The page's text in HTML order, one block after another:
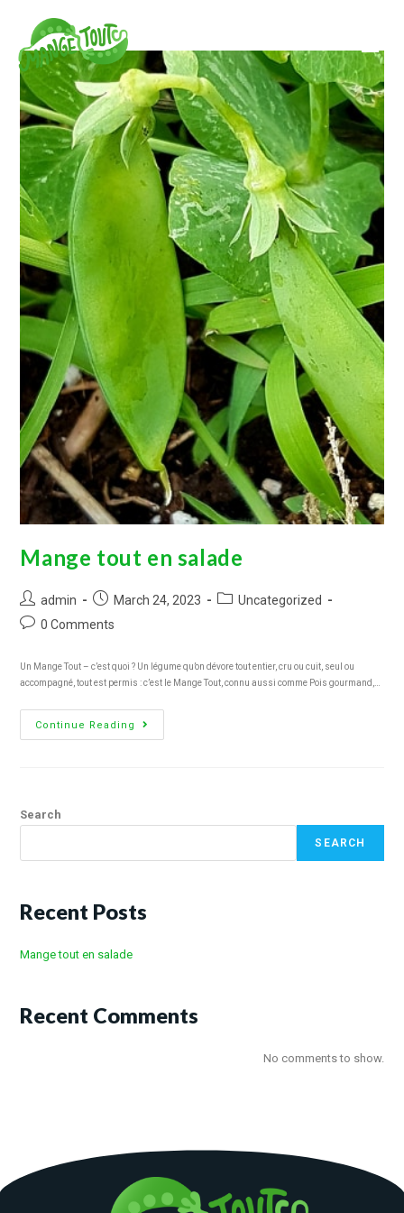
Mange tout en salade
admin March 24, 2023
Uncategorized
0 Comments
Un Mange Tout – c’est quoi ? Un légume qu’on dévore tout entier, cru ou cuit, seul ou
accompagné, tout est permis : c’est le Mange Tout, connu aussi comme Pois gourmand,…
Continue Reading
Search
SEARCH
Recent Posts
Mange tout en salade
Recent Comments
No comments to show.